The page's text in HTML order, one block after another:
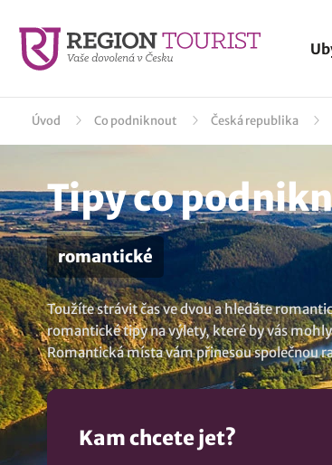
Úvod Co podniknout Česká republika
Tipy co
romantické
Toužíte strávit čas ve dvou a hledáte
romantické tipy na výlety, které by vás
Romantická místa vám přinesou společnou
Kam chcete jet?